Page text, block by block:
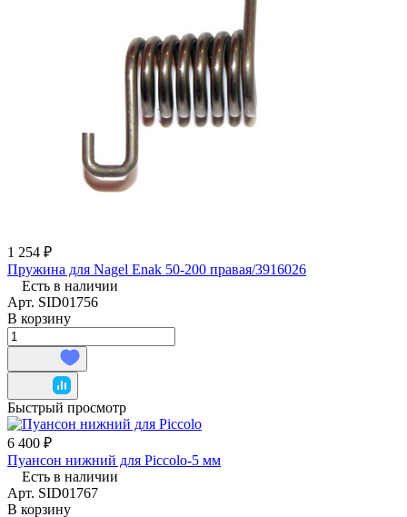
1 254 ₽
Пружина для Nagel Enak 50-200 правая/3916026
Есть в наличии
Арт. SID01756
В корзину
Быстрый просмотр
6 400 ₽
Пуансон нижний для Piccolo-5 мм
Есть в наличии
Арт. SID01767
В корзину